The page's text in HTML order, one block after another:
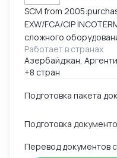
SCM from
EXW/FCA/CIP
сложного
комплектующих к нему.
Работает в странах
Азербайджан,
+8 стран